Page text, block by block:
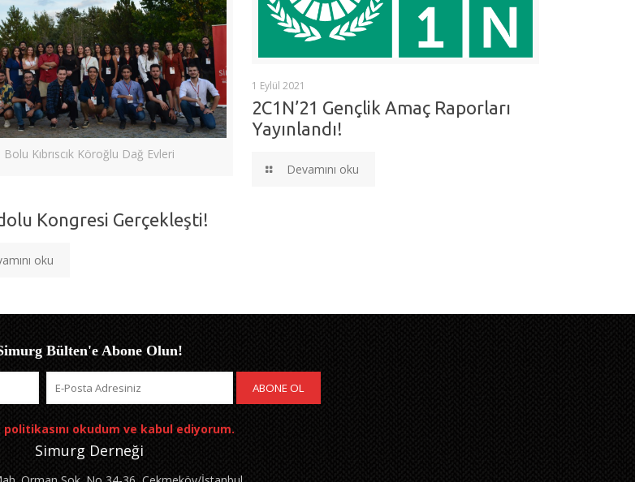
Bolu Kıbrıscık Köroğlu Dağ Evleri
Kongresi Gerçekleşti!
oku
1 Eylül 2021
2C1N’21 Gençlik Amaç Raporları
Yayınlandı!
Devamını oku
Bülten'e Abone Olun!
politikasını okudum ve kabul ediyorum.
Simurg Derneği